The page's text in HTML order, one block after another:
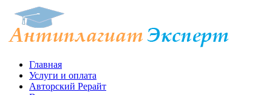
Главная
Услуги и оплата
Авторский Рерайт